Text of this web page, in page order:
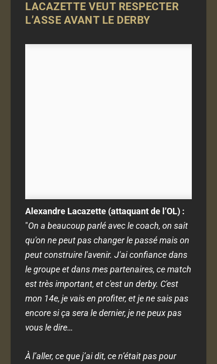
LACAZETTE VEUT RESPECTER
L’ASSE AVANT LE DERBY
Alexandre Lacazette (attaquant de l’OL) :
"On a beaucoup parlé avec le coach, on sait
qu'on ne peut pas changer le passé mais on
peut construire l'avenir. J'ai confiance dans
le groupe et dans mes partenaires, ce match
est très important, et c'est un derby. C'est
mon 14e, je vais en profiter, et je ne sais pas
encore si ça sera le dernier, je ne peux pas
vous le dire…
À l’aller, ce que j’ai dit, ce n’était pas pour